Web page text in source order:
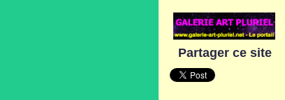
Partager ce site